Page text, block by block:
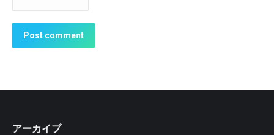
Post comment
アーカイブ